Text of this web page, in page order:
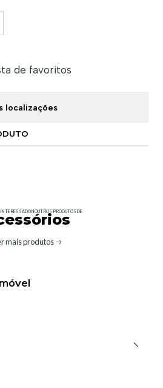
de favoritos
localizações
NOUTROS PRODUTOS DE
mais produtos